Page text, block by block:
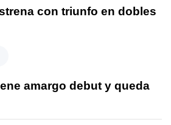
con triunfo en dobles
amargo debut y queda